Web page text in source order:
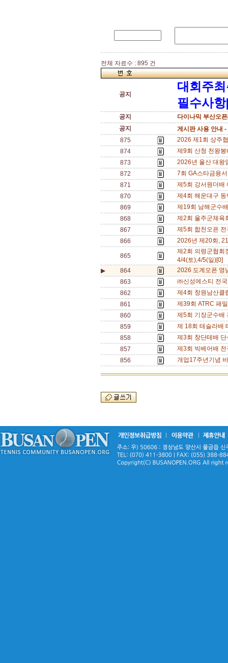
전체 자료수 : 895 건
공지
대회주
필수사
공지
다이나믹 부산오
공지
게시판 사용 안내 -
875
2026 제1회 상주
874
제9회 산청 천왕
873
2026년 울산 대왕
872
7회 GA스타금융
871
제5회 강서원더
870
제4회 해운대구
869
제19회 남해군수
868
제2회 울주군체육
867
제5회 합천오픈
866
2026년 제20회,
865
제2회 의령군협회
4/4(토),4/5(일)[0]
▶
864
2026 도계오픈 영
863
㈜신성에스티 전
862
제4회 창원남산클
861
제39회 ATRC 패
860
제5회 기장군수배
859
제 18회 테슬라배
858
제3회 창단테배
857
제3회 빅베어배
856
개업17주년기념